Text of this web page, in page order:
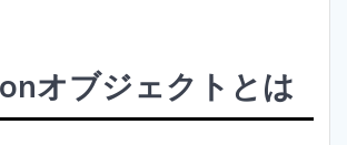
オブジェクトとは